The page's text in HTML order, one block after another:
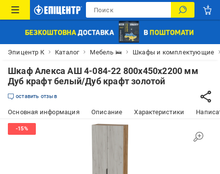
Эпицентр К Каталог Мебель 🛌 Шкафы и комплектующие
Шкаф Алекса АШ 4-084-22 800х450х2200 мм
Дуб крафт белый/Дуб крафт золотой
оставить отзыв
Основная информация Описание Характеристики